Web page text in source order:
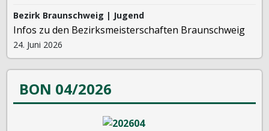
Bezirk Braunschweig | Jugend
Infos zu den Bezirksmeisterschaften Braunschweig
24. Juni 2026
BON 04/2026